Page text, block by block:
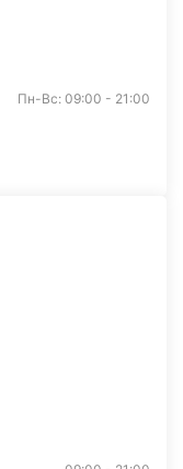
Пн-Вс: 09:00 - 21:00